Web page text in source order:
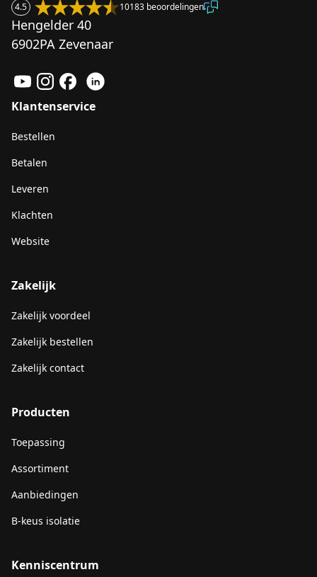
4.5 10183 beoordelingen
Hengelder 40
6902PA Zevenaar
Klantenservice
Bestellen
Betalen
Leveren
Klachten
Website
Zakelijk
Zakelijk voordeel
Zakelijk bestellen
Zakelijk contact
Producten
Toepassing
Assortiment
Aanbiedingen
B-keus isolatie
Kenniscentrum